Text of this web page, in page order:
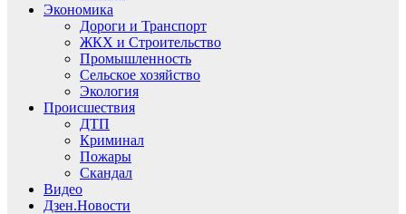
Экономика
Дороги и Транспорт
ЖКХ и Строительство
Промышленность
Сельское хозяйство
Экология
Происшествия
ДТП
Криминал
Пожары
Скандал
Видео
Дзен.Новости